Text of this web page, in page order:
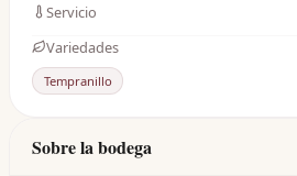
Servicio
Variedades
Tempranillo
Sobre la bodega